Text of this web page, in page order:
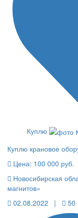
Куплю
Куплю крановое
Цена: 100 000 руб.
Новосибирская
магнитов»
02.08.2022 |
50